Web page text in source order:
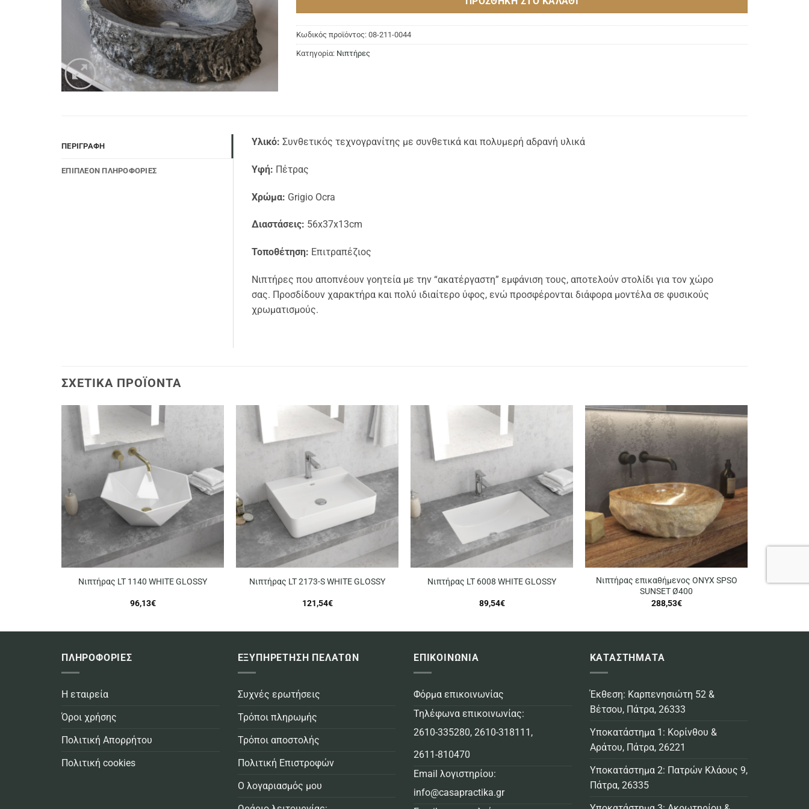
Κωδικός προϊόντος: 08-211-0044
Κατηγορία: Νιπτήρες
ΠΕΡΙΓΡΑΦΉ
ΕΠΙΠΛΈΟΝ ΠΛΗΡΟΦΟΡΊΕΣ
Υλικό: Συνθετικός τεχνογρανίτης με συνθετικά και πολυμερή αδρανή υλικά
Υφή: Πέτρας
Χρώμα: Grigio Ocra
Διαστάσεις: 56x37x13cm
Τοποθέτηση: Επιτραπέζιος
Νιπτήρες που αποπνέουν γοητεία με την “ακατέργαστη” εμφάνιση τους, αποτελούν στολίδι για τον χώρο
σας. Προσδίδουν χαρακτήρα και πολύ ιδιαίτερο ύφος, ενώ προσφέρονται διάφορα μοντέλα σε φυσικούς
χρωματισμούς.
ΣΧΕΤΙΚΆ ΠΡΟΪΌΝΤΑ
Νιπτήρας LT 1140 WHITE GLOSSY
96,13€
Νιπτήρας LT 2173-S WHITE GLOSSY
121,54€
Νιπτήρας LT 6008 WHITE GLOSSY
89,54€
Νιπτήρας επικαθήμενος ONYX SPSO
SUNSET Ø400
288,53€
ΠΛΗΡΟΦΟΡΙΕΣ
Η εταιρεία
Όροι χρήσης
Πολιτική Απορρήτου
Πολιτική cookies
ΕΞΥΠΗΡΕΤΗΣΗ ΠΕΛΑΤΩΝ
Συχνές ερωτήσεις
Τρόποι πληρωμής
Τρόποι αποστολής
Πολιτική Επιστροφών
Ο λογαριασμός μου
ΕΠΙΚΟΙΝΩΝΙΑ
Φόρμα επικοινωνίας
Τηλέφωνα επικοινωνίας:
2610-335280, 2610-318111 ,
2611-810470
Email λογιστηρίου:
info@casapractika.gr
ΚΑΤΑΣΤΗΜΑΤΑ
Έκθεση: Καρπενησιώτη 52 &
Βέτσου, Πάτρα, 26333
Υποκατάστημα 1: Κορίνθου &
Αράτου, Πάτρα, 26221
Υποκατάστημα 2: Πατρών Κλάους 9,
Πάτρα, 26335